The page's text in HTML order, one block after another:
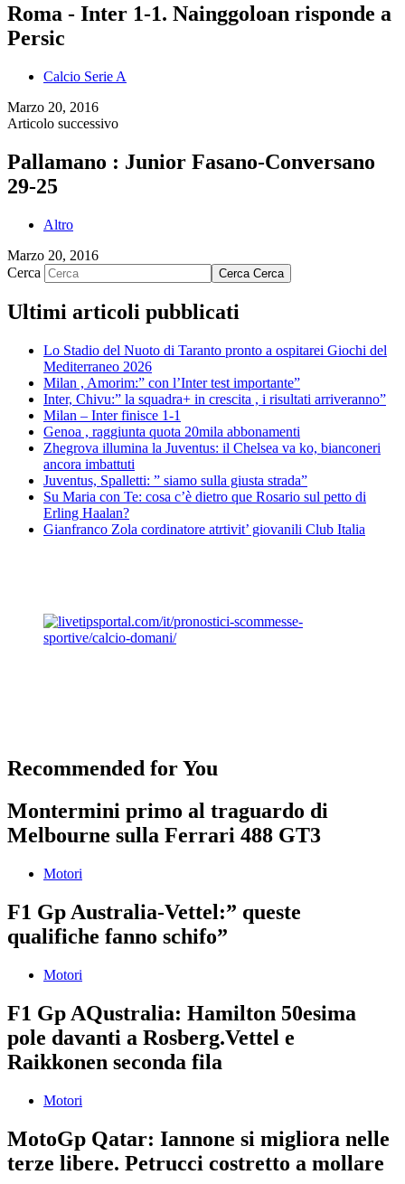
Roma - Inter 1-1. Nainggoloan risponde a
Persic
Calcio Serie A
Marzo 20, 2016
Articolo successivo
Pallamano : Junior Fasano-Conversano
29-25
Altro
Marzo 20, 2016
Cerca
Cerca Cerca
Ultimi articoli pubblicati
Lo Stadio del Nuoto di Taranto pronto a ospitarei Giochi del
Mediterraneo 2026
Milan , Amorim:” con l’Inter test importante”
Inter, Chivu:” la squadra+ in crescita , i risultati arriveranno”
Milan – Inter finisce 1-1
Genoa , raggiunta quota 20mila abbonamenti
Zhegrova illumina la Juventus: il Chelsea va ko, bianconeri
ancora imbattuti
Juventus, Spalletti: ” siamo sulla giusta strada”
Su Maria con Te: cosa c’è dietro que Rosario sul petto di
Erling Haalan?
Gianfranco Zola cordinatore atrtivit’ giovanili Club Italia
Recommended for You
Montermini primo al traguardo di
Melbourne sulla Ferrari 488 GT3
Motori
F1 Gp Australia-Vettel:” queste
qualifiche fanno schifo”
Motori
F1 Gp AQustralia: Hamilton 50esima
pole davanti a Rosberg.Vettel e
Raikkonen seconda fila
Motori
MotoGp Qatar: Iannone si migliora nelle
terze libere. Petrucci costretto a mollare